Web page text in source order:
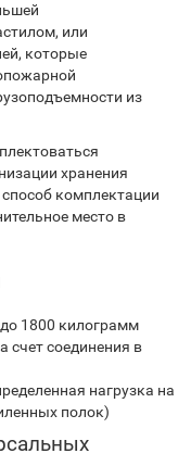
или
которые
из
хранения
комплектации
место в
1800 килограмм
соединения в
нагрузка на
полок)